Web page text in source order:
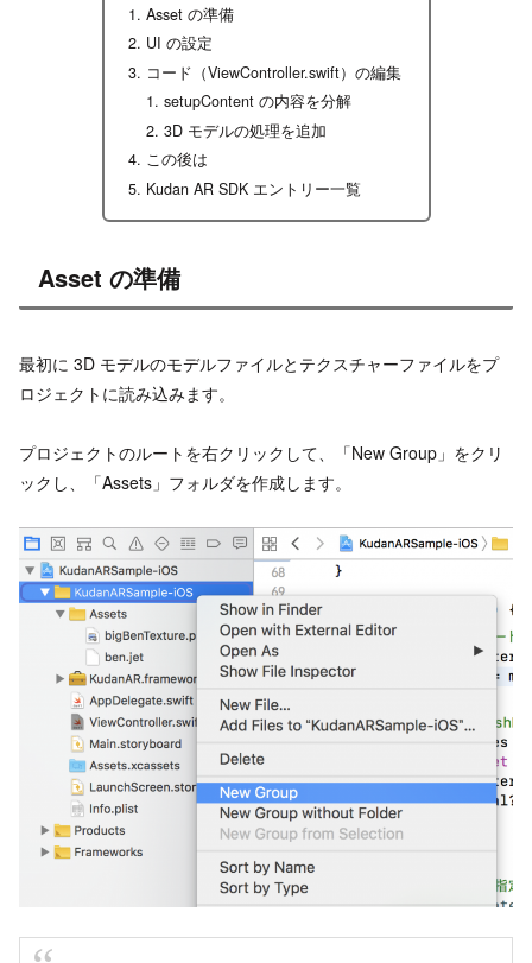
Asset の準備
UI の設定
コード（ViewController.swift）の編集
setupContent の内容を分解
3D モデルの処理を追加
この後は
Kudan AR SDK エントリー一覧
Asset の準備
最初に 3D モデルのモデルファイルとテクスチャーファイルをプ
ロジェクトに読み込みます。
プロジェクトのルートを右クリックして、「New Group」をクリ
ックし、「Assets」フォルダを作成します。